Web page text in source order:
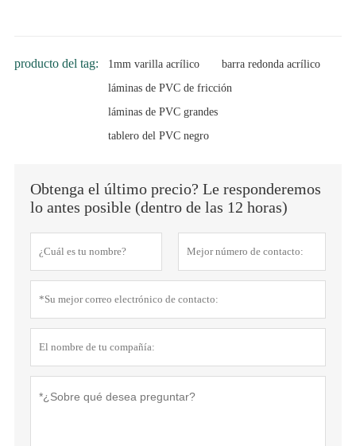
producto del tag: 1mm varilla acrílico
barra redonda acrílico
láminas de PVC de fricción
láminas de PVC grandes
tablero del PVC negro
Obtenga el último precio? Le responderemos
lo antes posible (dentro de las 12 horas)